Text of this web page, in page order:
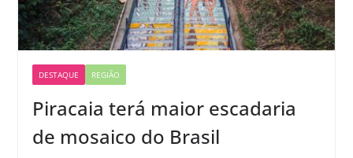
DESTAQUE REGIÃO
Piracaia terá maior escadaria
de mosaico do Brasil